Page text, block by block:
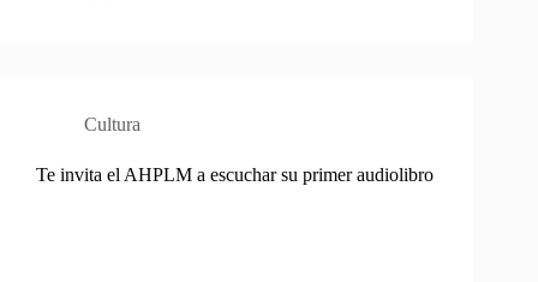
Cultura
Te invita el AHPLM a escuchar su primer audiolibro